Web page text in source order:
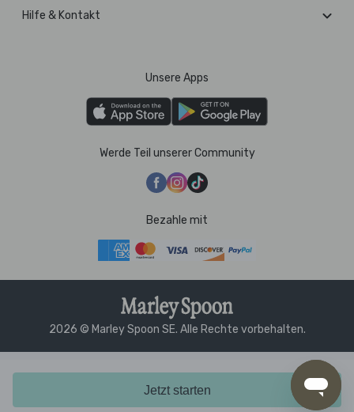
Jetzt starten
Hilfe & Kontakt
Unsere Apps
Werde Teil unserer Community
Bezahle mit
2026 © Marley Spoon SE. Alle Rechte vorbehalten.